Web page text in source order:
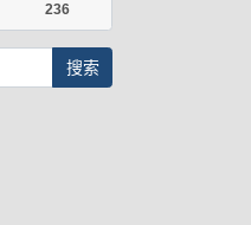
236
搜索